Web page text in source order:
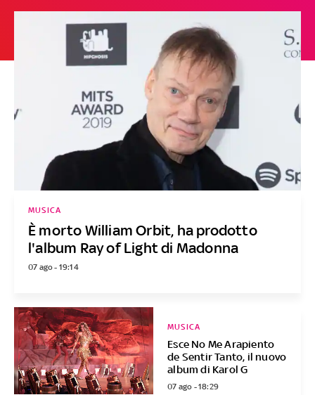
È morto William Orbit, ha prodotto
l'album Ray of Light di Madonna
MUSICA
07 ago - 19:14
Esce No Me Arapiento
de Sentir Tanto, il nuovo
album di Karol G
MUSICA
07 ago - 18:29